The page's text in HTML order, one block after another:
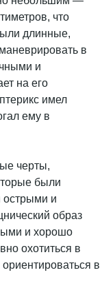
что
длинные,
в
и
на его
имел
ему в
черты,
были
острыми и
образ
и хорошо
охотиться в
в